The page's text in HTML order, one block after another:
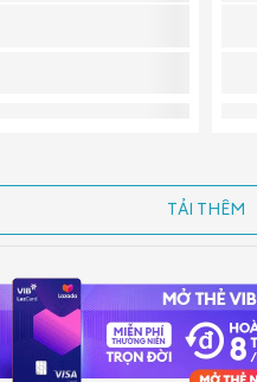
TẢI THÊM